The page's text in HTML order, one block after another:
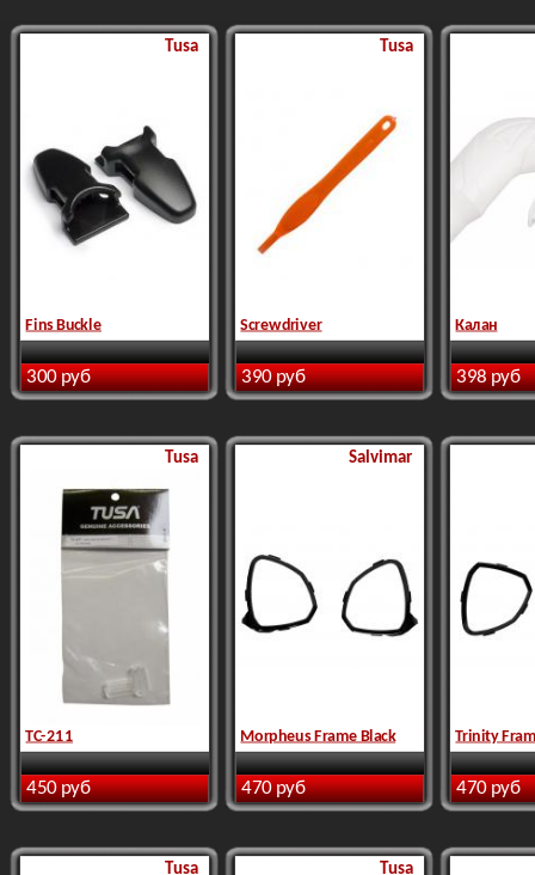
Tusa
Fins Buckle
300 руб
Tusa
Screwdriver
390 руб
Калан
398 руб
Tusa
TC-211
450 руб
Salvimar
Morpheus Frame Black
470 руб
Trinity
470 руб
Tusa Tusa